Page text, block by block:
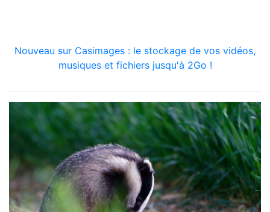
Nouveau sur Casimages : le stockage de vos vidéos,
musiques et fichiers jusqu'à 2Go !